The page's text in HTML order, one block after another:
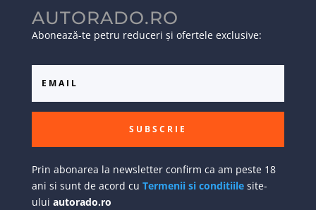
AUTORADO.RO
Abonează-te petru reduceri și ofertele exclusive:
SUBSCRIE
Prin abonarea la newsletter confirm ca am peste 18
ani si sunt de acord cu Termenii si conditiilesite-
ului autorado.ro